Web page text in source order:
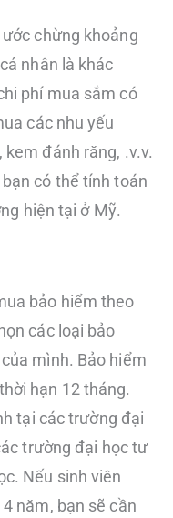
chừng khoảng
nhân là khác
phí mua sắm có
các nhu yếu
đánh răng, .v.v.
có thể tính toán
hiện tại ở Mỹ.
bảo hiểm theo
các loại bảo
mình. Bảo hiểm
hạn 12 tháng.
tại các trường đại
trường đại học tư
Nếu sinh viên
năm, bạn sẽ cần